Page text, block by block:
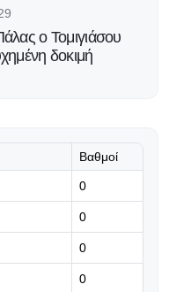
ο Τομιγιάσου
δοκιμή
για το
με Μαρτινέλι
τον διάδοχο
Βαθμοί
0
0
0
0